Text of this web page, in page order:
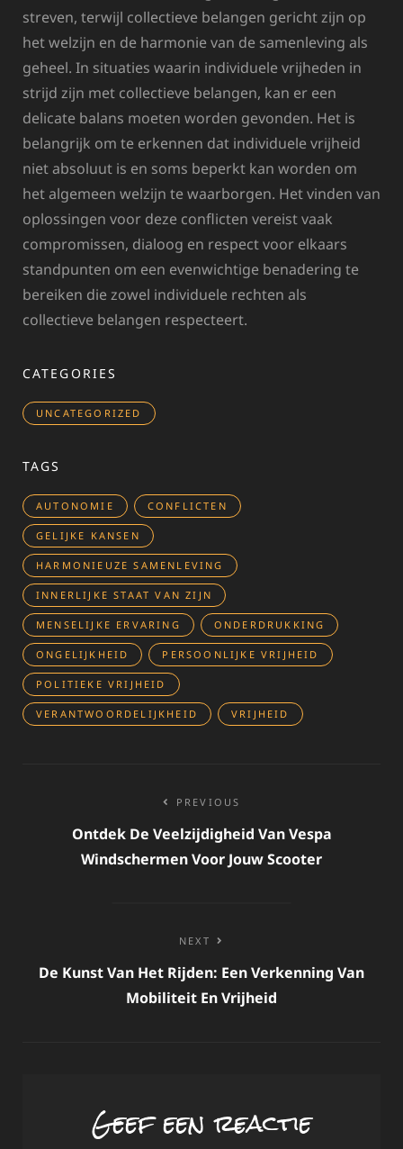
streven, terwijl collectieve belangen gericht zijn op
het welzijn en de harmonie van de samenleving als
geheel. In situaties waarin individuele vrijheden in
strijd zijn met collectieve belangen, kan er een
delicate balans moeten worden gevonden. Het is
belangrijk om te erkennen dat individuele vrijheid
niet absoluut is en soms beperkt kan worden om
het algemeen welzijn te waarborgen. Het vinden van
oplossingen voor deze conflicten vereist vaak
compromissen, dialoog en respect voor elkaars
standpunten om een evenwichtige benadering te
bereiken die zowel individuele rechten als
collectieve belangen respecteert.
CATEGORIES
UNCATEGORIZED
TAGS
AUTONOMIE CONFLICTEN
GELIJKE KANSEN
HARMONIEUZE SAMENLEVING
INNERLIJKE STAAT VAN ZIJN
MENSELIJKE ERVARING ONDERDRUKKING
ONGELIJKHEID PERSOONLIJKE VRIJHEID
POLITIEKE VRIJHEID
VERANTWOORDELIJKHEID VRIJHEID
navigatie
PREVIOUS
Ontdek De Veelzijdigheid Van Vespa
Windschermen Voor Jouw Scooter
NEXT
De Kunst Van Het Rijden: Een Verkenning Van
Mobiliteit En Vrijheid
Geef een reactie